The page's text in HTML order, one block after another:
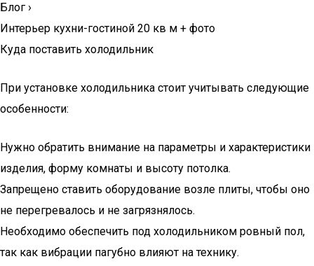
Блог ›
Интерьер кухни-гостиной 20 кв м + фото
Куда поставить холодильник
При установке холодильника стоит учитывать следующие
особенности:
Нужно обратить внимание на параметры и характеристики
изделия, форму комнаты и высоту потолка.
Запрещено ставить оборудование возле плиты, чтобы оно
не перегревалось и не загрязнялось.
Необходимо обеспечить под холодильником ровный пол,
так как вибрации пагубно влияют на технику.